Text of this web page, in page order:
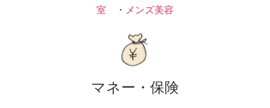
室 ・ メンズ美容
マネー・保険